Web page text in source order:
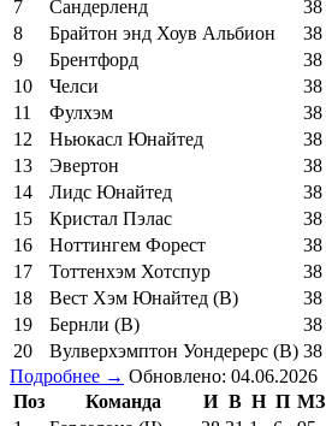
7
Сандерленд 38
8
Брайтон энд Хоув Альбион 38
9
Брентфорд 38
10
Челси 38
11
Фулхэм 38
12
Ньюкасл Юнайтед 38
13
Эвертон 38
14
Лидс Юнайтед 38
15
Кристал Пэлас 38
16
Ноттингем Форест 38
17
Тоттенхэм Хотспур 38
18
Вест Хэм Юнайтед (В) 38
19
Бернли (В) 38
20
Вулверхэмптон Уондерерс (В) 38
Подробнее → Обновлено: 04.06.2026
Поз
Команда И В Н П МЗ